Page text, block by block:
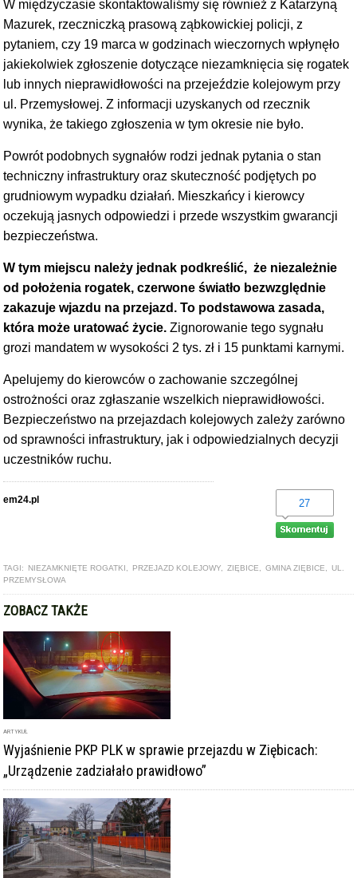
W międzyczasie skontaktowaliśmy się również z Katarzyną
Mazurek, rzeczniczką prasową ząbkowickiej policji, z
pytaniem, czy 19 marca w godzinach wieczornych wpłynęło
jakiekolwiek zgłoszenie dotyczące niezamknięcia się rogatek
lub innych nieprawidłowości na przejeździe kolejowym przy
ul. Przemysłowej. Z informacji uzyskanych od rzecznik
wynika, że takiego zgłoszenia w tym okresie nie było.
Powrót podobnych sygnałów rodzi jednak pytania o stan
techniczny infrastruktury oraz skuteczność podjętych po
grudniowym wypadku działań. Mieszkańcy i kierowcy
oczekują jasnych odpowiedzi i przede wszystkim gwarancji
bezpieczeństwa.
W tym miejscu należy jednak podkreślić, że niezależnie
od położenia rogatek, czerwone światło bezwzględnie
zakazuje wjazdu na przejazd. To podstawowa zasada,
która może uratować życie. Zignorowanie tego sygnału
grozi mandatem w wysokości 2 tys. zł i 15 punktami karnymi.
Apelujemy do kierowców o zachowanie szczególnej
ostrożności oraz zgłaszanie wszelkich nieprawidłowości.
Bezpieczeństwo na przejazdach kolejowych zależy zarówno
od sprawności infrastruktury, jak i odpowiedzialnych decyzji
uczestników ruchu.
em24.pl 27
TAGI: NIEZAMKNIĘTE ROGATKI PRZEJAZD KOLEJOWY ZIĘBICE GMINA ZIĘBICE
UL.
PRZEMYSŁOWA
ZOBACZ TAKŻE
ARTYKUŁ
Wyjaśnienie PKP PLK w sprawie przejazdu w Ziębicach:
„Urządzenie zadziałało prawidłowo”